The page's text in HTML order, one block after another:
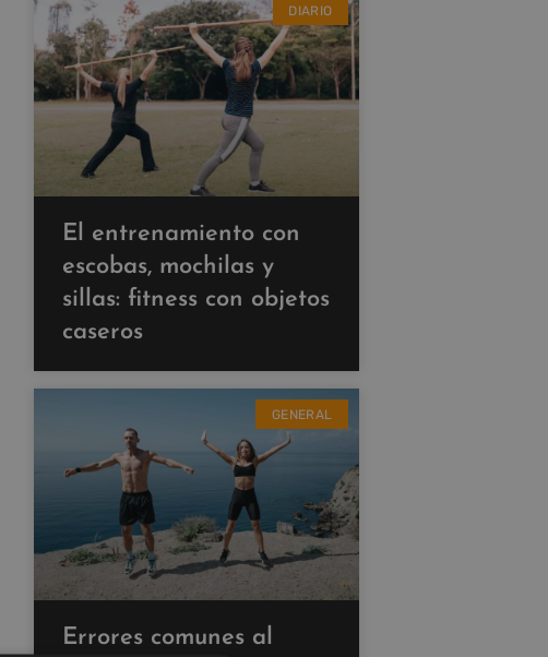
DIARIO
El entrenamiento con
escobas, mochilas y
sillas: fitness con objetos
caseros
GENERAL
Errores comunes al